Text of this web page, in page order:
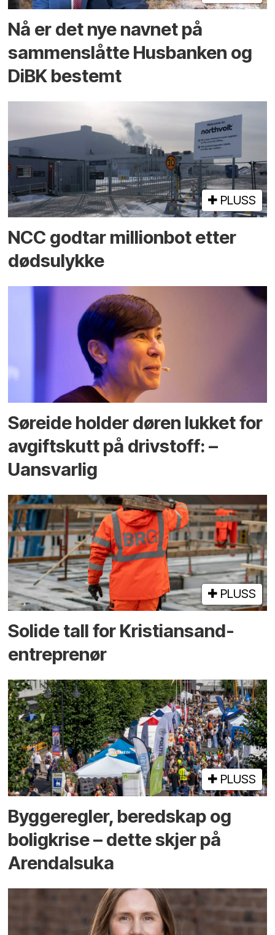
Nå er det nye navnet på
sammenslåtte Husbanken og
DiBK bestemt
PLUSS
NCC godtar millionbot etter
dødsulykke
Søreide holder døren lukket for
avgiftskutt på drivstoff: –
Uansvarlig
PLUSS
Solide tall for Kristiansand-
entreprenør
PLUSS
Bygge­regler, beredskap og
bolig­krise – dette skjer på
Arendals­uka